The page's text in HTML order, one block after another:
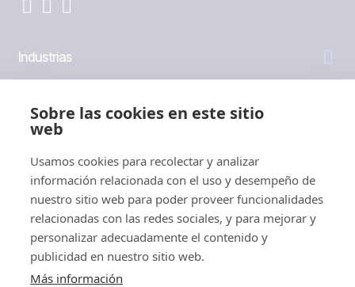
Sobre las cookies en este sitio
web
Usamos cookies para recolectar y analizar
información relacionada con el uso y desempeño de
nuestro sitio web para poder proveer funcionalidades
relacionadas con las redes sociales, y para mejorar y
personalizar adecuadamente el contenido y
publicidad en nuestro sitio web.
Más información
Industrias
Inversores
1999 - 2026 © JBT Marel